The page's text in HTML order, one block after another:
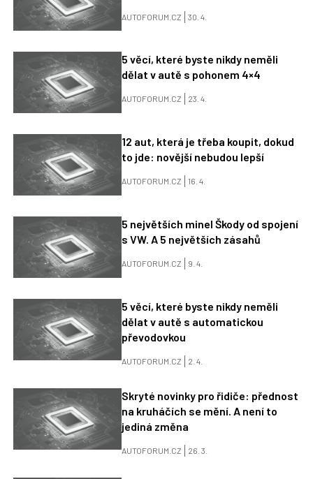
AUTOFORUM.CZ 30. 4.
5 věcí, které byste nikdy neměli
dělat v autě s pohonem 4×4
AUTOFORUM.CZ 23. 4.
12 aut, která je třeba koupit, dokud
to jde: novější nebudou lepší
AUTOFORUM.CZ 16. 4.
5 největších minel Škody od spojení
s VW. A 5 největších zásahů
AUTOFORUM.CZ 9. 4.
5 věcí, které byste nikdy neměli
dělat v autě s automatickou
převodovkou
AUTOFORUM.CZ 2. 4.
Skryté novinky pro řidiče: přednost
na kruháčích se mění. A není to
jediná změna
AUTOFORUM.CZ 26. 3.